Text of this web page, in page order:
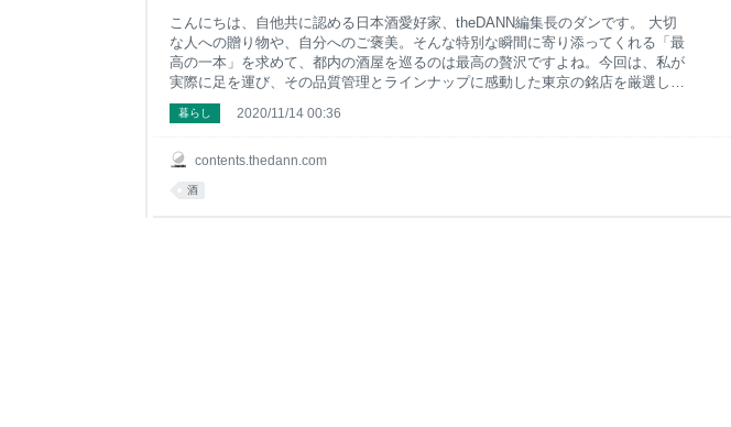
contents.thedann.com
こんにちは、自他共に認める日本酒愛好家、theDANN編集長のダンです。 大切
な人への贈り物や、自分へのご褒美。そんな特別な瞬間に寄り添ってくれる「最
高の一本」を求めて、都内の酒屋を巡るのは最高の贅沢ですよね。今回は、私が
実際に足を運び、その品質管理とラインナップに感動した東京の銘店を厳選して
ご紹介します。 特に、駅からのアクセスが抜群で、初心者の方でも入りやすい雰
囲気、かつ「ここに行けば間違いない」という珠玉の取り揃えを誇るお店には、
情熱的なお店ばかり。東京駅でお土産を探している方や、旅の始まりに美味しい
一本を調達したい方は、ぜひこちらの特集も合わせてチェックしてみてください
ね。 関連記事：【プロ厳選】東京駅周辺で必ず寄りたい酒屋・ワインショップ12
暮らし 2020/11/14 00:36
酒